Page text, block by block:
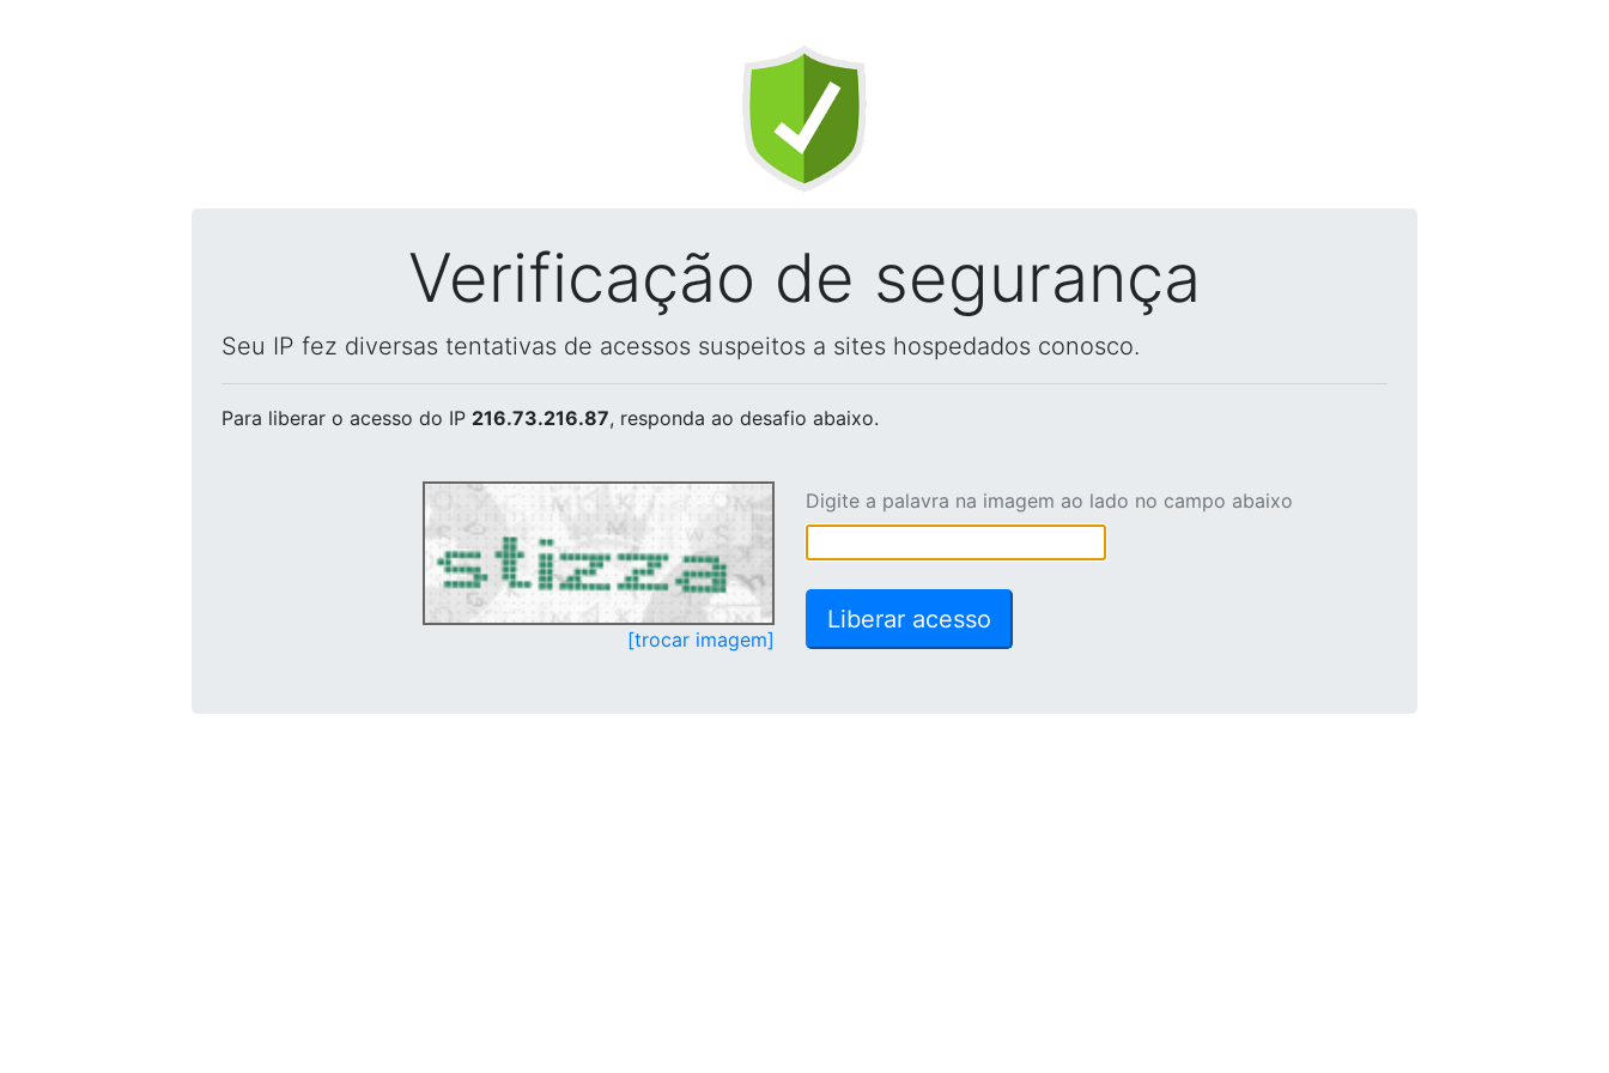
Verificação de segurança
Seu IP fez diversas tentativas de acessos suspeitos a sites hospedados conosco.
Para liberar o acesso do IP 216.73.216.87, responda ao desafio abaixo.
[trocar imagem]
Digite a palavra na imagem ao lado no campo abaixo